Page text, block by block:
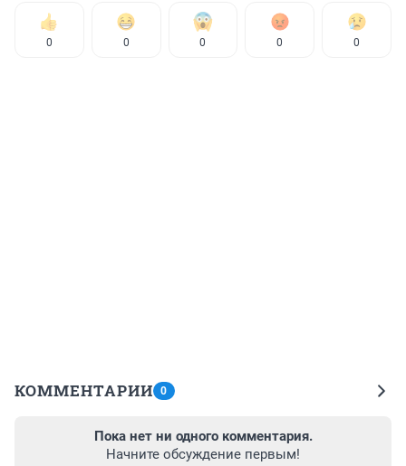
0 0 0 0 0
КОММЕНТАРИИ 0
Пока нет ни одного комментария.
Начните обсуждение первым!